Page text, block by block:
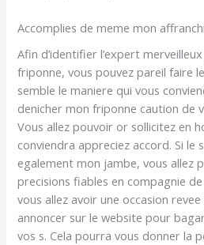
Accomplies de meme mon
Afin d’identifier l’expert
friponne, vous pouvez pareil faire
semble le maniere qui vous
denicher mon friponne caution de
Vous allez pouvoir or sollicitez en
conviendra appreciez accord. Si le
egalement mon jambe, vous allez
precisions fiables en compagnie
vous allez avoir une occasion
annoncer sur le website pour
vos s. Cela pourra vous donner la